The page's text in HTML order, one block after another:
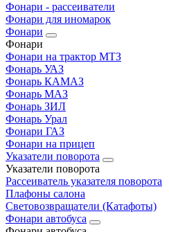
Фонари - рассеиватели
Фонари для иномарок
Фонари
Фонари
Фонари на трактор МТЗ
Фонарь УАЗ
Фонарь КАМАЗ
Фонарь МАЗ
Фонарь ЗИЛ
Фонарь Урал
Фонари ГАЗ
Фонари на прицеп
Указатели поворота
Указатели поворота
Рассеиватель указателя поворота
Плафоны салона
Световозвращатели (Катафоты)
Фонари автобуса